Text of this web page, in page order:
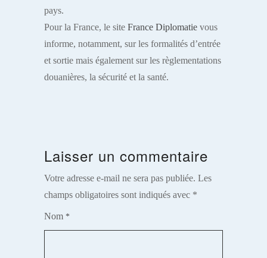
pays.
Pour la France, le site France Diplomatie vous
informe, notamment, sur les formalités d’entrée
et sortie mais également sur les règlementations
douanières, la sécurité et la santé.
Laisser un commentaire
Votre adresse e-mail ne sera pas publiée. Les
champs obligatoires sont indiqués avec *
Nom *